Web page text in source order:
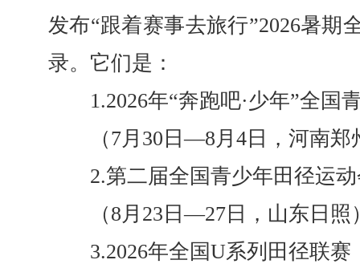
发布“跟着赛事去旅行”2026暑期
录。它们是：
1.2026年“奔跑吧·少年”全国
（7月30日—8月4日，河南郑
2.第二届全国青少年田径运动
（8月23日—27日，山东日照
3.2026年全国U系列田径联赛